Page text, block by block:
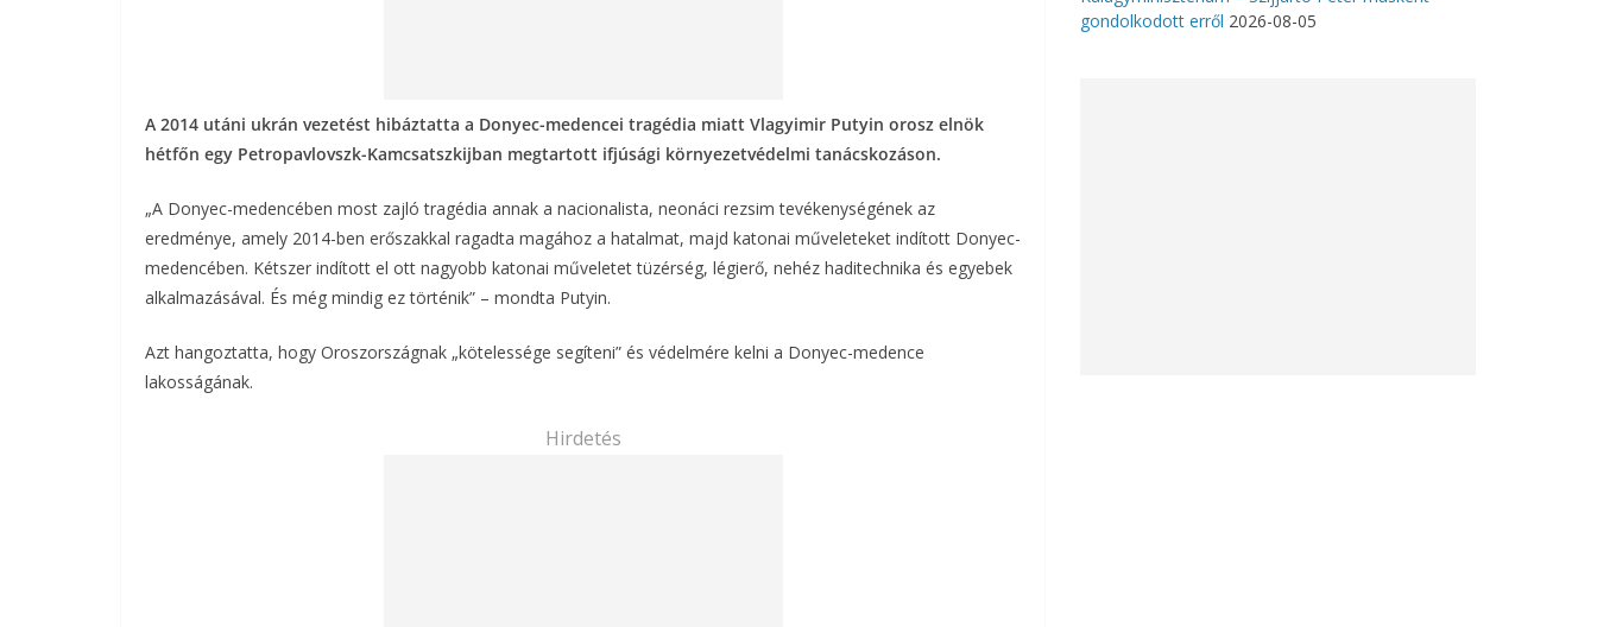
A 2014 utáni ukrán vezetést hibáztatta a Donyec-medencei tragédia miatt Vlagyimir Putyin orosz elnök
hétfőn egy Petropavlovszk-Kamcsatszkijban megtartott ifjúsági környezetvédelmi tanácskozáson.
„A Donyec-medencében most zajló tragédia annak a nacionalista, neonáci rezsim tevékenységének az
eredménye, amely 2014-ben erőszakkal ragadta magához a hatalmat, majd katonai műveleteket indított Donyec-
medencében. Kétszer indított el ott nagyobb katonai műveletet tüzérség, légierő, nehéz haditechnika és egyebek
alkalmazásával. És még mindig ez történik” – mondta Putyin.
Azt hangoztatta, hogy Oroszországnak „kötelessége segíteni” és védelmére kelni a Donyec-medence
lakosságának.
Hirdetés
gondolkodott erről 2026-08-05